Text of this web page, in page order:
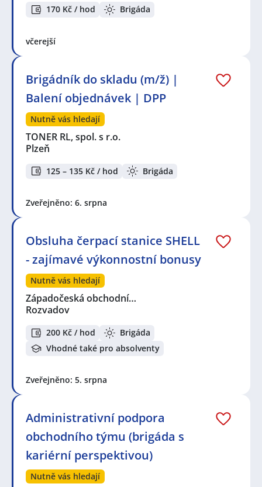
170 Kč / hod Brigáda
včerejší
Brigádník do skladu (m/ž) |
Balení objednávek | DPP
Nutně vás hledají
TONER RL, spol. s r.o.
Plzeň
125 – 135 Kč / hod Brigáda
Zveřejněno: 6. srpna
Obsluha čerpací stanice SHELL
- zajímavé výkonnostní bonusy
Nutně vás hledají
Západočeská obchodní…
Rozvadov
200 Kč / hod
Brigáda
Vhodné také pro absolventy
Zveřejněno: 5. srpna
Administrativní podpora
obchodního týmu (brigáda s
kariérní perspektivou)
Nutně vás hledají